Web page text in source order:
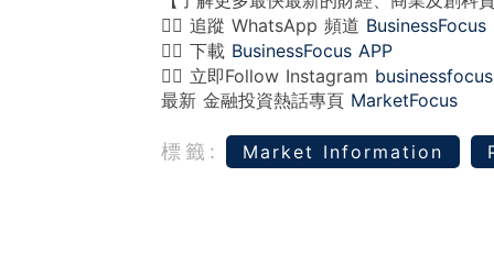
👉🏻 追蹤 WhatsApp 頻道 BusinessFocus
👉🏻 下載 BusinessFocus APP
👉🏻 立即Follow Instagram
最新 金融投資熱話專頁 MarketFocus
標籤: Market Information